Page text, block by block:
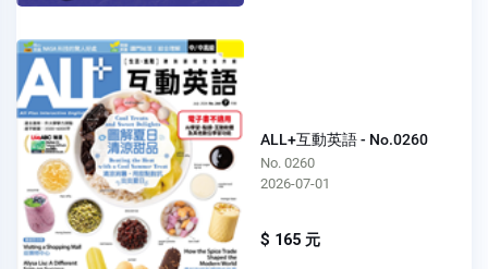
ALL+互動英語 - No.0260
No. 0260
2026-07-01
$ 165 元